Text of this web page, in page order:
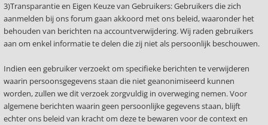
3)Transparantie en Eigen Keuze van Gebruikers: Gebruikers die zich
aanmelden bij ons forum gaan akkoord met ons beleid, waaronder het
behouden van berichten na accountverwijdering. Wij raden gebruikers
aan om enkel informatie te delen die zij niet als persoonlijk beschouwen.
Indien een gebruiker verzoekt om specifieke berichten te verwijderen
waarin persoonsgegevens staan die niet geanonimiseerd kunnen
worden, zullen we dit verzoek zorgvuldig in overweging nemen. Voor
algemene berichten waarin geen persoonlijke gegevens staan, blijft
echter ons beleid van kracht om deze te bewaren voor de context en